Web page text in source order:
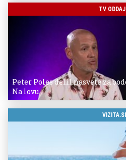
TV
Peter Poles delil nasvete za
Na lovu
VIZITA.SI